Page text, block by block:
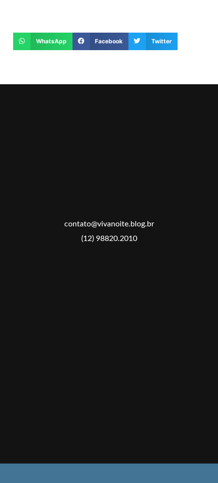
WhatsApp Facebook Twitter
contato@vivanoite.blog.br
(12) 98820.2010